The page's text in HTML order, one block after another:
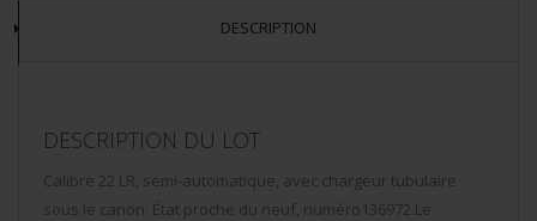
DESCRIPTION
DESCRIPTION DU LOT
Calibre 22 LR, semi-automatique, avec chargeur tubulaire
sous le canon. État proche du neuf, numéro136972.Le